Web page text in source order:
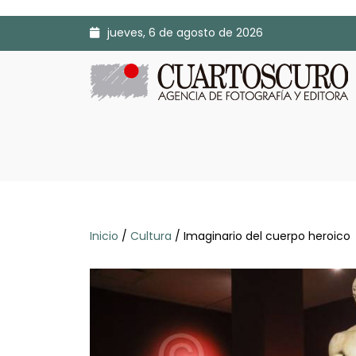
jueves, 6 de agosto de 2026
Inicio / Cultura / Imaginario del cuerpo heroico